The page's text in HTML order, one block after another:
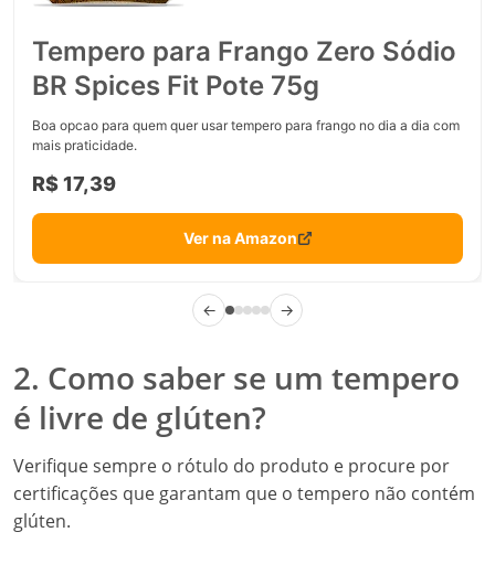
Tempero para Frango Zero Sódio
BR Spices Fit Pote 75g
Boa opcao para quem quer usar tempero para frango no dia a dia com
mais praticidade.
R$ 17,39
Ver na Amazon
← →
2. Como saber se um tempero
é livre de glúten?
Verifique sempre o rótulo do produto e procure por
certificações que garantam que o tempero não contém
glúten.